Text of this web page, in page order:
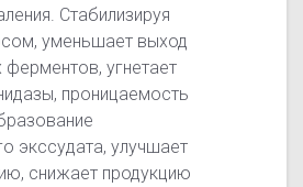
Стабилизируя
уменьшает выход
угнетает
проницаемость
экссудата, улучшает
снижает продукцию